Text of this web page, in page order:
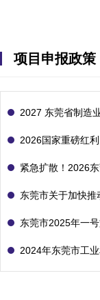
项目申报政策